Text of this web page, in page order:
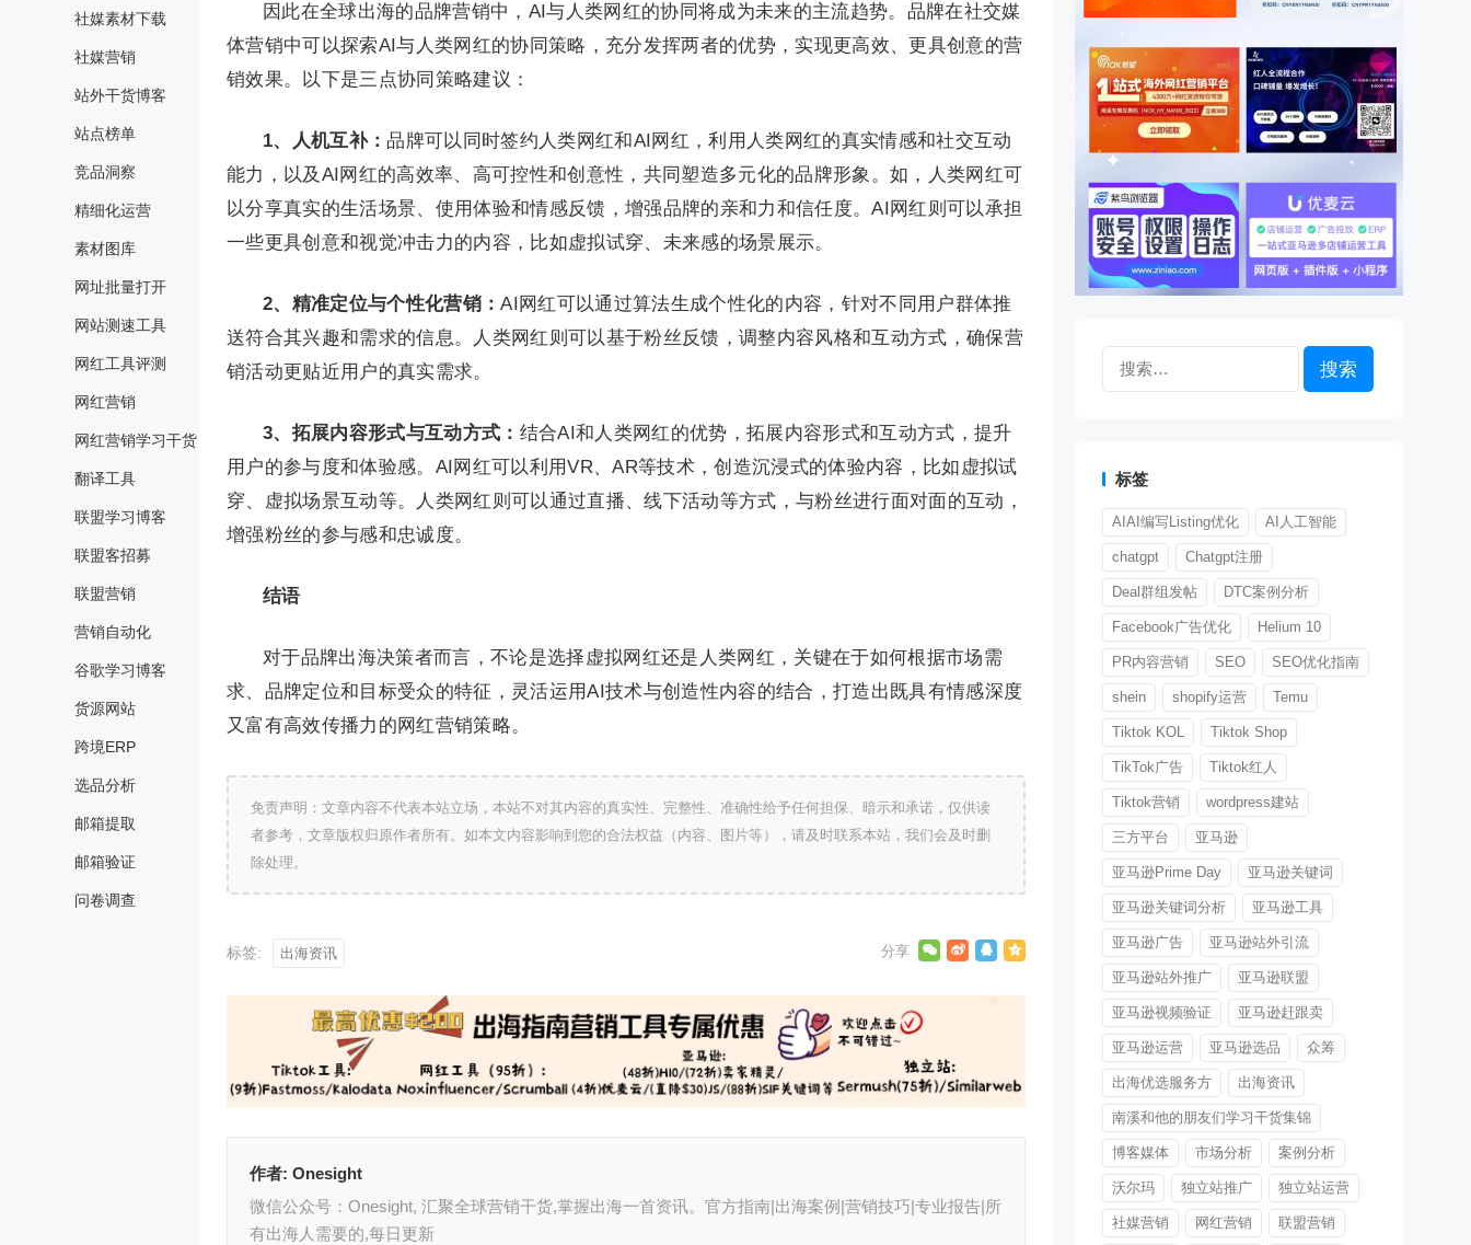
社媒素材下载
社媒营销
站外干货博客
站点榜单
竞品洞察
精细化运营
素材图库
网址批量打开
网站测速工具
网红工具评测
网红营销
网红营销学习干货
翻译工具
联盟学习博客
联盟客招募
联盟营销
营销自动化
谷歌学习博客
货源网站
跨境ERP
选品分析
邮箱提取
邮箱验证
问卷调查
因此在全球出海的品牌营销中，AI与人类网红的协同将成为未来的主流趋势。品牌在社交媒
体营销中可以探索AI与人类网红的协同策略，充分发挥两者的优势，实现更高效、更具创意的营
销效果。以下是三点协同策略建议：
1、人机互补：品牌可以同时签约人类网红和AI网红，利用人类网红的真实情感和社交互动
能力，以及AI网红的高效率、高可控性和创意性，共同塑造多元化的品牌形象。如，人类网红可
以分享真实的生活场景、使用体验和情感反馈，增强品牌的亲和力和信任度。AI网红则可以承担
一些更具创意和视觉冲击力的内容，比如虚拟试穿、未来感的场景展示。
2、精准定位与个性化营销：AI网红可以通过算法生成个性化的内容，针对不同用户群体推
送符合其兴趣和需求的信息。人类网红则可以基于粉丝反馈，调整内容风格和互动方式，确保营
销活动更贴近用户的真实需求。
3、拓展内容形式与互动方式： 结合AI和人类网红的优势，拓展内容形式和互动方式，提升
用户的参与度和体验感。AI网红可以利用VR、AR等技术，创造沉浸式的体验内容，比如虚拟试
穿、虚拟场景互动等。人类网红则可以通过直播、线下活动等方式，与粉丝进行面对面的互动，
增强粉丝的参与感和忠诚度。
结语
对于品牌出海决策者而言，不论是选择虚拟网红还是人类网红，关键在于如何根据市场需
求、品牌定位和目标受众的特征，灵活运用AI技术与创造性内容的结合，打造出既具有情感深度
又富有高效传播力的网红营销策略。
免责声明：文章内容不代表本站立场，本站不对其内容的真实性、完整性、准确性给予任何担保、暗示和承诺，仅供读
者参考，文章版权归原作者所有。如本文内容影响到您的合法权益（内容、图片等），请及时联系本站，我们会及时删
除处理。
标签: 出海资讯
作者: Onesight
微信公众号：Onesight, 汇聚全球营销干货,掌握出海一首资讯。官方指南|出海案例|营销技巧|专业报告|所
有出海人需要的,每日更新
标签
AIAI编写Listing优化 AI人工智能
chatgpt Chatgpt注册
Deal群组发帖 DTC案例分析
Facebook广告优化 Helium 10
PR内容营销 SEO SEO优化指南
shein shopify运营 Temu
Tiktok KOL Tiktok Shop
TikTok广告 Tiktok红人
Tiktok营销 wordpress建站
三方平台 亚马逊
亚马逊Prime Day 亚马逊关键词
亚马逊关键词分析 亚马逊工具
亚马逊广告 亚马逊站外引流
亚马逊站外推广 亚马逊联盟
亚马逊视频验证 亚马逊赶跟卖
亚马逊运营 亚马逊选品 众筹
出海优选服务方 出海资讯
南溪和他的朋友们学习干货集锦
博客媒体 市场分析 案例分析
沃尔玛 独立站推广 独立站运营
社媒营销 网红营销 联盟营销